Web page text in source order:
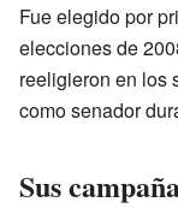
Fue elegido por
elecciones de
reeligieron en los
como senador
Sus